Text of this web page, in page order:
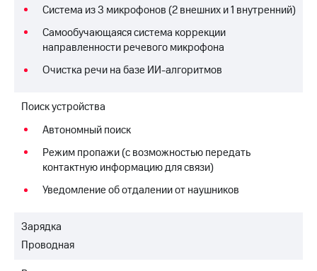
Система из 3 микрофонов (2 внешних и 1 внутренний)
Самообучающаяся система коррекции
направленности речевого микрофона
Очистка речи на базе ИИ-алгоритмов
Поиск устройства
Автономный поиск
Режим пропажи (с возможностью передать
контактную информацию для связи)
Уведомление об отдалении от наушников
Зарядка
Проводная